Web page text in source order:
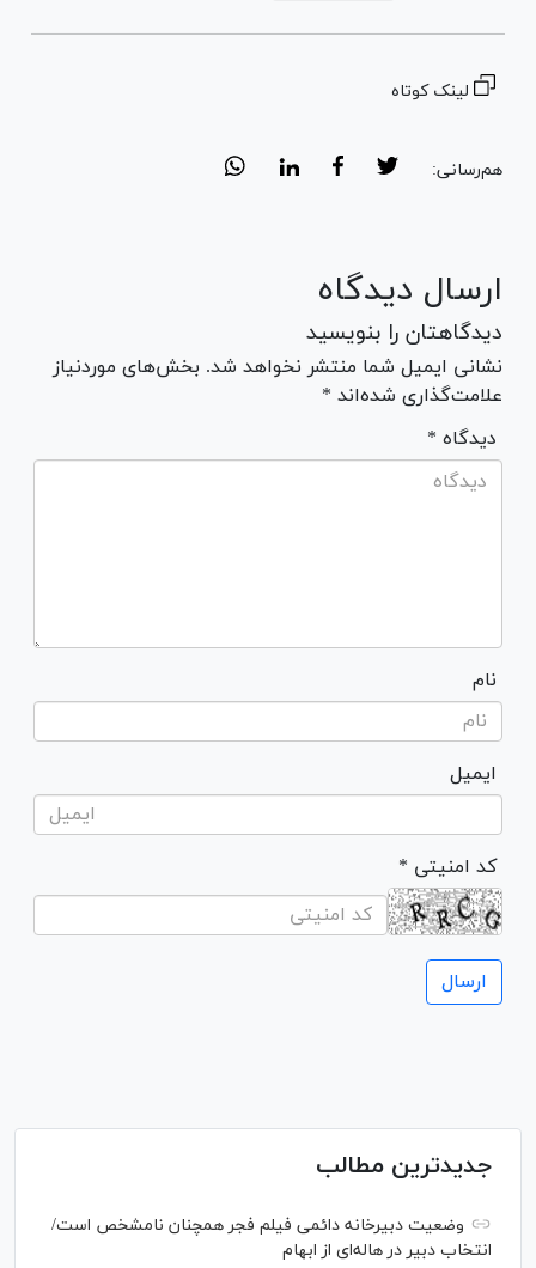
لینک کوتاه
هم‌رسانی:
ارسال دیدگاه
دیدگاهتان را بنویسید
نشانی ایمیل شما منتشر نخواهد شد. بخش‌های موردنیاز
علامت‌گذاری شده‌اند *
* دیدگاه
نام
ایمیل
* کد امنیتی
جدیدترین مطالب
وضعیت دبیرخانه دائمی فیلم فجر همچنان نامشخص است/
انتخاب دبیر در هاله‌ای از ابهام